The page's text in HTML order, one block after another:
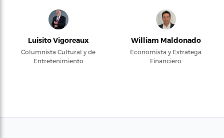
Luisito Vigoreaux
Columnista Cultural y de
Entretenimiento
William Maldonado
Economista y Estratega
Financiero